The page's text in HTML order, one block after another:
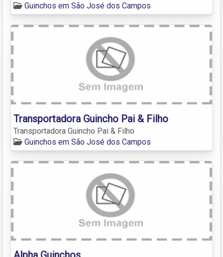
Guinchos em São José dos Campos
Transportadora Guincho Pai & Filho
Transportadora Guincho Pai & Filho
Guinchos em São José dos Campos